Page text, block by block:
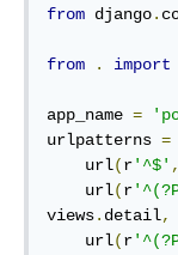
from django.
from . import
app_name =
urlpatterns =
    url
(r'^$' ,
    url
(r
views. detail,
    url
(r